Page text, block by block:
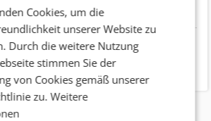
forbes.at/
Cookies, um die
unserer Website zu
Durch die weitere Nutzung
stimmen Sie der
von Cookies gemäß unserer
zu.Weitere